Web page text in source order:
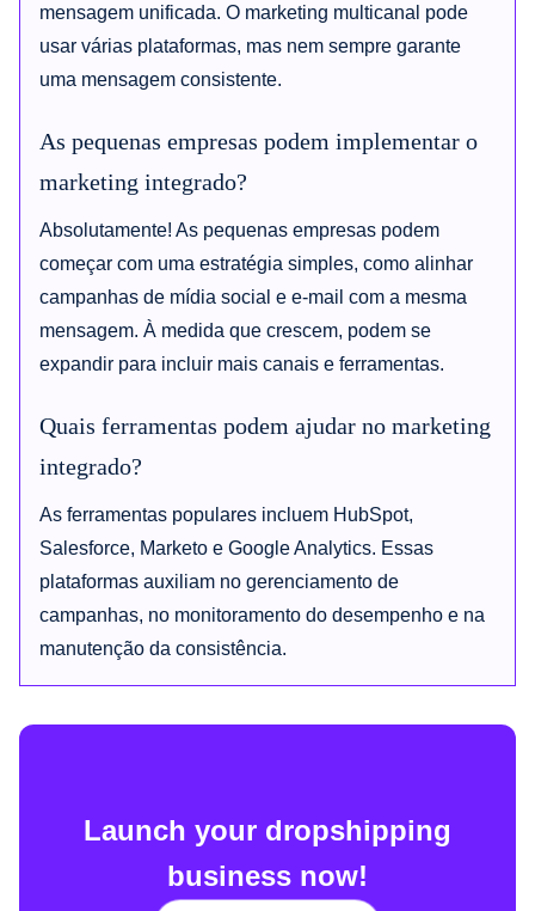
mensagem unificada. O marketing multicanal pode
usar várias plataformas, mas nem sempre garante
uma mensagem consistente.
As pequenas empresas podem implementar o
marketing integrado?
Absolutamente! As pequenas empresas podem
começar com uma estratégia simples, como alinhar
campanhas de mídia social e e-mail com a mesma
mensagem. À medida que crescem, podem se
expandir para incluir mais canais e ferramentas.
Quais ferramentas podem ajudar no marketing
integrado?
As ferramentas populares incluem HubSpot,
Salesforce, Marketo e Google Analytics. Essas
plataformas auxiliam no gerenciamento de
campanhas, no monitoramento do desempenho e na
manutenção da consistência.
Launch your dropshipping
business now!